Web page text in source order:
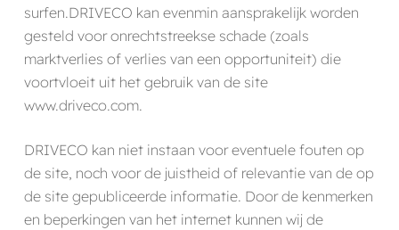
surfen.DRIVECO kan evenmin aansprakelijk worden
gesteld voor onrechtstreekse schade (zoals
marktverlies of verlies van een opportuniteit) die
voortvloeit uit het gebruik van de site
www.driveco.com.
DRIVECO kan niet instaan voor eventuele fouten op
de site, noch voor de juistheid of relevantie van de op
de site gepubliceerde informatie. Door de kenmerken
en beperkingen van het internet kunnen wij de